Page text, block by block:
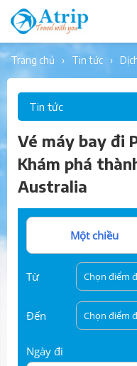
trang chủ tin tức
Tin tức
Vé máy bay đi
Khám phá
Australia
Một chiều
Từ Chọn điểm
Đến Chọn điểm
Ngày đi